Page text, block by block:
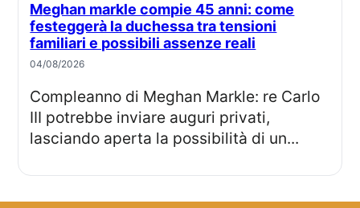
Meghan markle compie 45 anni: come
festeggerà la duchessa tra tensioni
familiari e possibili assenze reali
04/08/2026
Compleanno di Meghan Markle: re Carlo
III potrebbe inviare auguri privati,
lasciando aperta la possibilità di un...